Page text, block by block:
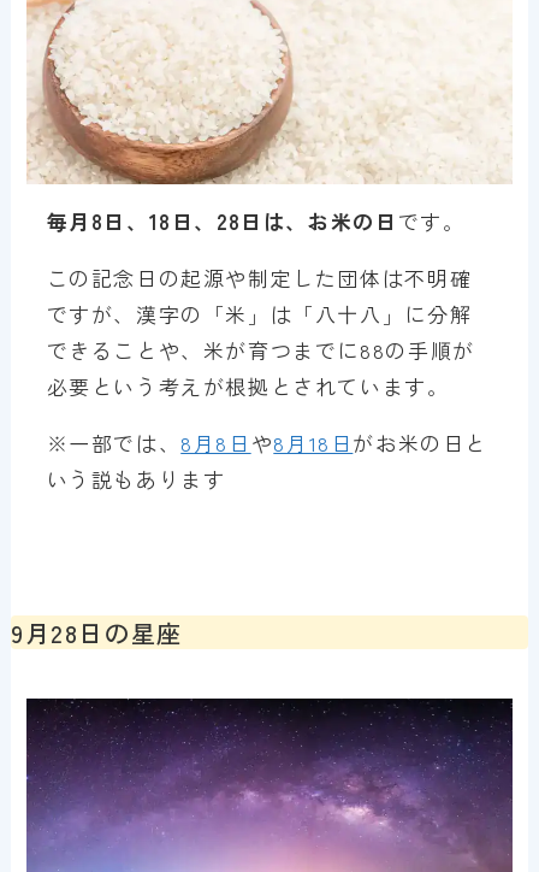
毎月8日、18日、28日は、お米の日 です。
この記念日の起源や制定した団体は不明確
ですが、漢字の「米」は「八十八」に分解
できることや、米が育つまでに88の手順が
必要という考えが根拠とされています。
※一部では、 8月8日 や8月18日 がお米の日と
いう説もあります
9月28日の星座